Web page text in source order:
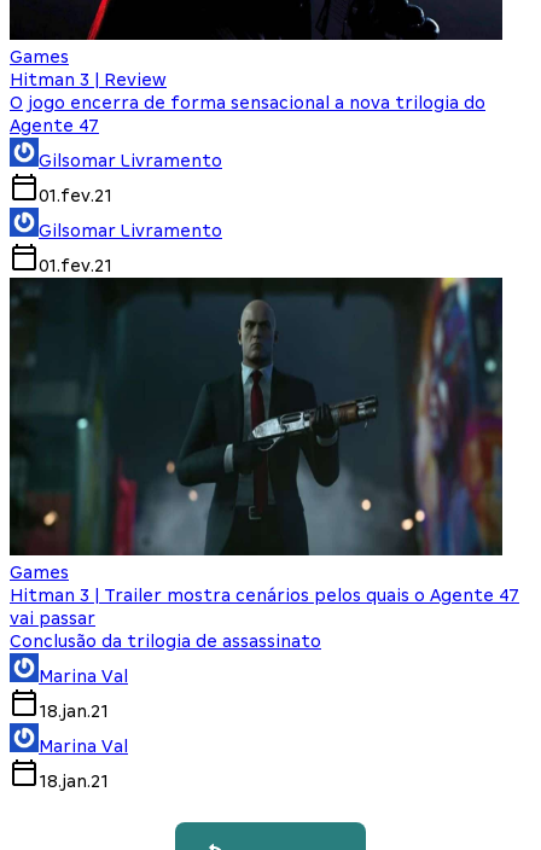
Games
Hitman 3 | Review
O jogo encerra de forma sensacional a nova trilogia do
Agente 47
Gilsomar Livramento
01.fev.21
Gilsomar Livramento
01.fev.21
Games
Hitman 3 | Trailer mostra cenários pelos quais o Agente 47
vai passar
Conclusão da trilogia de assassinato
Marina Val
18.jan.21
Marina Val
18.jan.21